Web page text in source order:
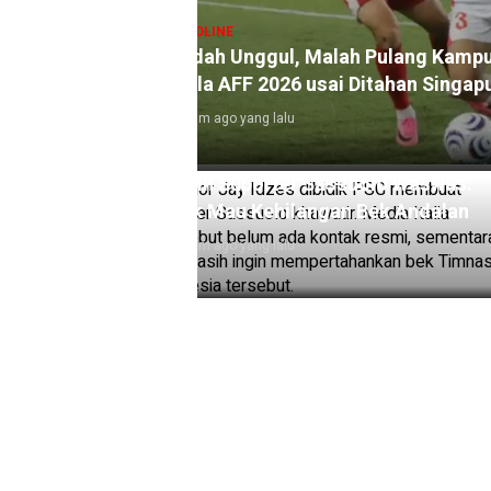
HEADLINE
Isu Kapolri Diganti Keburu
Belum Ada
19 jam ago yang lalu
HEADLINE
Pasien BPJS Meninggal,
Dokter yang Sempat
Ramai-Ramai Minta Maaf
20 jam ago yang lalu